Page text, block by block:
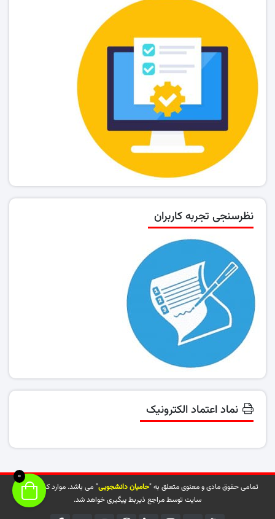
نظرسنجی تجربه کاربران
نماد اعتماد الکترونیک
تمامی حقوق مادی و معنوی متعلق به "حامیان دانشجویی" می باشد. موارد کپی شده از
سایت توسط مراجع ذیربط پیگیری خواهد شد.
0